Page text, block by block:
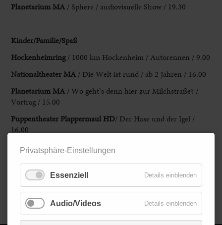
Planetarium MA / Sphere / audiovisuelle Show / 19.30
Kinder/Familie/Spaß
Hockenheimring/ 1000 km Hockenheim / Autorennen / 9.00
Nationaltheater MA / Die Welt ist rund / ab 2 Jahren / 16.00
Planetarium MA / Wo geht’s denn hier zur Milchstraße? /
Vortrag / 15.00
Puppentheater Plappermaul HD/ Der Hase und der Igel /
16.00
Technikmuseum Speyer/ Modellbautage / 9.00
TSG 1899 Hoffenheim/ vs. BSC / Sport / 15.30
Zooschule HD/ Ostern I (ab 6 J.) / Ferienangebot
Zurück
Privatsphäre-Einstellungen
Essenziell Details einblenden
Audio/Videos Details einblenden